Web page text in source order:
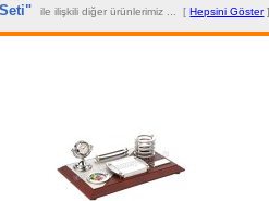
Seti"ile ilişkili diğer ürünlerimiz ... [Hepsini Göster]